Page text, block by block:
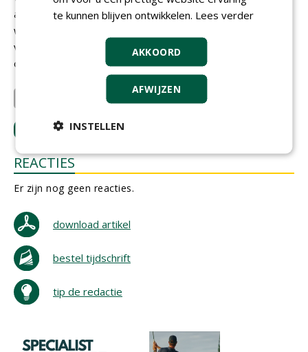
adviseren welke Bion-Activ producten het beste kunnen
worden toegepast. Bion Internationaal gaat niet alleen
voor goede kwaliteit producten, ook voor een
onderbouwde en duurzame bemestingsstrategie.
Bion International B.V.
LOGIN met je e-mailadres om te reageren.
REACTIES
Er zijn nog geen reacties.
download artikel
bestel tijdschrift
tip de redactie
te kunnen blijven ontwikkelen. Lees verder
AKKOORD
AFWIJZEN
INSTELLEN